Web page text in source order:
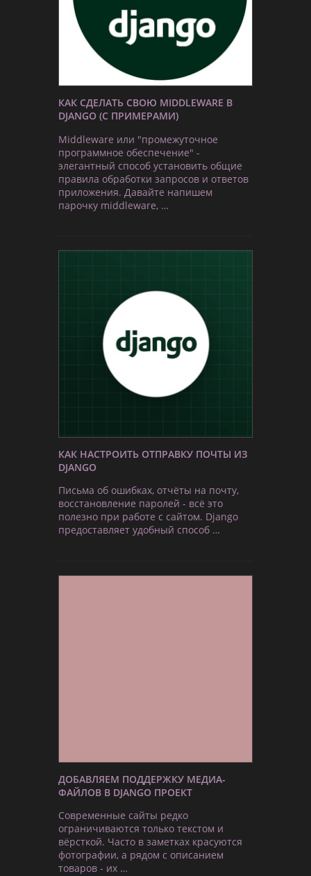
КАК СДЕЛАТЬ СВОЮ MIDDLEWARE В
DJANGO (С ПРИМЕРАМИ)
Middleware или "промежуточное
программное обеспечение" -
элегантный способ установить общие
правила обработки запросов и ответов
приложения. Давайте напишем
парочку middleware, …
КАК НАСТРОИТЬ ОТПРАВКУ ПОЧТЫ ИЗ
DJANGO
Письма об ошибках, отчёты на почту,
восстановление паролей - всё это
полезно при работе с сайтом. Django
предоставляет удобный способ …
ДОБАВЛЯЕМ ПОДДЕРЖКУ МЕДИА-
ФАЙЛОВ В DJANGO ПРОЕКТ
Современные сайты редко
ограничиваются только текстом и
вёрсткой. Часто в заметках красуются
фотографии, а рядом с описанием
товаров - их …